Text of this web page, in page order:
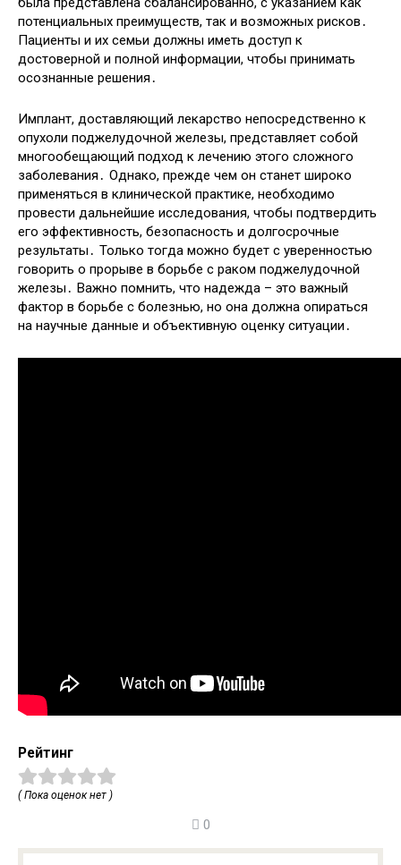
потенциальных преимуществ, так и возможных рисков․
Пациенты и их семьи должны иметь доступ к
достоверной и полной информации, чтобы принимать
осознанные решения․
Имплант, доставляющий лекарство непосредственно к
опухоли поджелудочной железы, представляет собой
многообещающий подход к лечению этого сложного
заболевания․ Однако, прежде чем он станет широко
применяться в клинической практике, необходимо
провести дальнейшие исследования, чтобы подтвердить
его эффективность, безопасность и долгосрочные
результаты․ Только тогда можно будет с уверенностью
говорить о прорыве в борьбе с раком поджелудочной
железы․ Важно помнить, что надежда – это важный
фактор в борьбе с болезнью, но она должна опираться
на научные данные и объективную оценку ситуации․
Рейтинг
( Пока оценок нет )
0